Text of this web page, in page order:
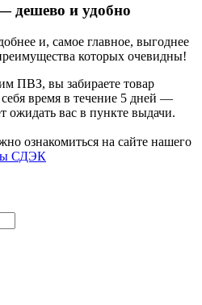
дешево и удобно
и, самое главное, выгоднее
которых очевидны!
ПВЗ, вы забираете товар
время в течение 5 дней —
ожидать вас в пункте выдачи.
ознакомиться на сайте нашего
СДЭК